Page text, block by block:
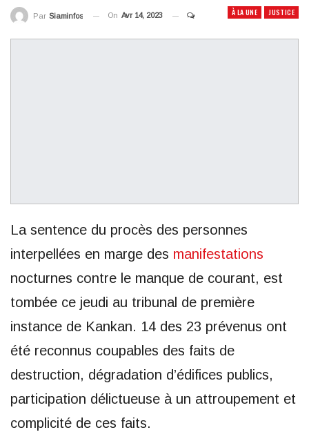
À LA UNE JUSTICE
Par Siaminfos On Avr 14, 2023
La sentence du procès des personnes
interpellées en marge des manifestations
nocturnes contre le manque de courant, est
tombée ce jeudi au tribunal de première
instance de Kankan. 14 des 23 prévenus ont
été reconnus coupables des faits de
destruction, dégradation d’édifices publics,
participation délictueuse à un attroupement et
complicité de ces faits.